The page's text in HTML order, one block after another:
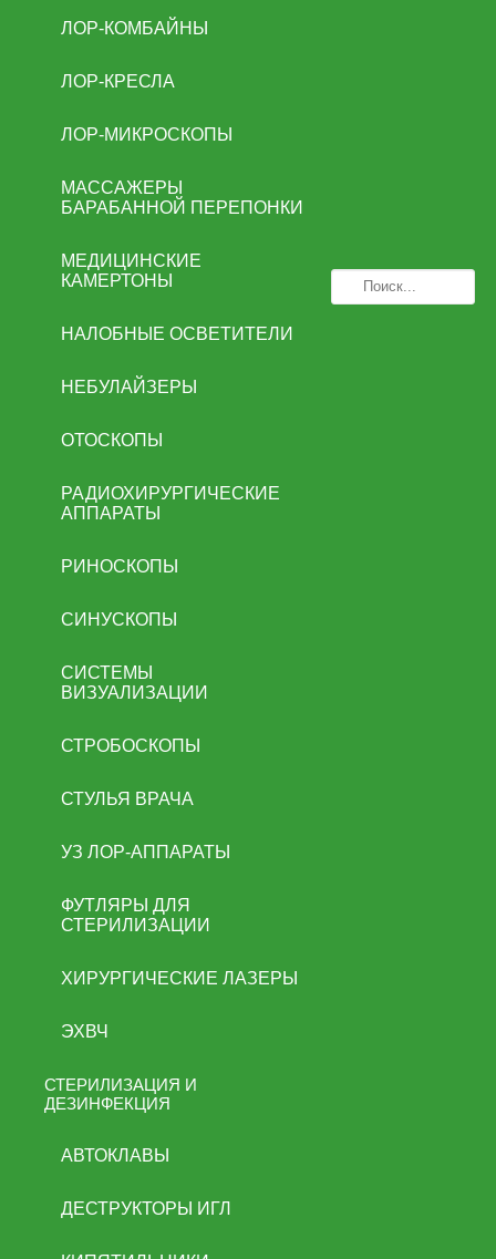
ЛОР-КОМБАЙНЫ
ЛОР-КРЕСЛА
ЛОР-МИКРОСКОПЫ
МАССАЖЕРЫ
БАРАБАННОЙ ПЕРЕПОНКИ
МЕДИЦИНСКИЕ
КАМЕРТОНЫ
НАЛОБНЫЕ ОСВЕТИТЕЛИ
НЕБУЛАЙЗЕРЫ
ОТОСКОПЫ
РАДИОХИРУРГИЧЕСКИЕ
АППАРАТЫ
РИНОСКОПЫ
СИНУСКОПЫ
СИСТЕМЫ
ВИЗУАЛИЗАЦИИ
СТРОБОСКОПЫ
СТУЛЬЯ ВРАЧА
УЗ ЛОР-АППАРАТЫ
ФУТЛЯРЫ ДЛЯ
СТЕРИЛИЗАЦИИ
ХИРУРГИЧЕСКИЕ ЛАЗЕРЫ
ЭХВЧ
СТЕРИЛИЗАЦИЯ И
ДЕЗИНФЕКЦИЯ
АВТОКЛАВЫ
ДЕСТРУКТОРЫ ИГЛ